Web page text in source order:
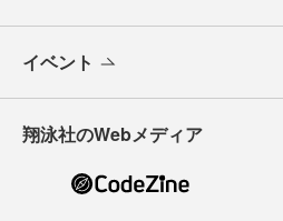
イベント
翔泳社のWebメディア